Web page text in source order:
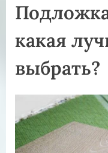
какая
выбрать?